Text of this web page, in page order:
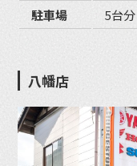
駐車場
5台分
八幡店